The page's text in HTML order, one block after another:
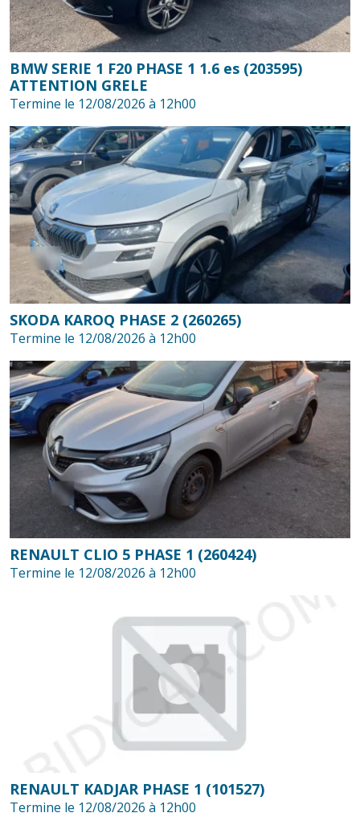
BMW SERIE 1 F20 PHASE 1 1.6 es (203595)
ATTENTION GRELE
Termine le 12/08/2026 à 12h00
SKODA KAROQ PHASE 2 (260265)
Termine le 12/08/2026 à 12h00
RENAULT CLIO 5 PHASE 1 (260424)
Termine le 12/08/2026 à 12h00
RENAULT KADJAR PHASE 1 (101527)
Termine le 12/08/2026 à 12h00